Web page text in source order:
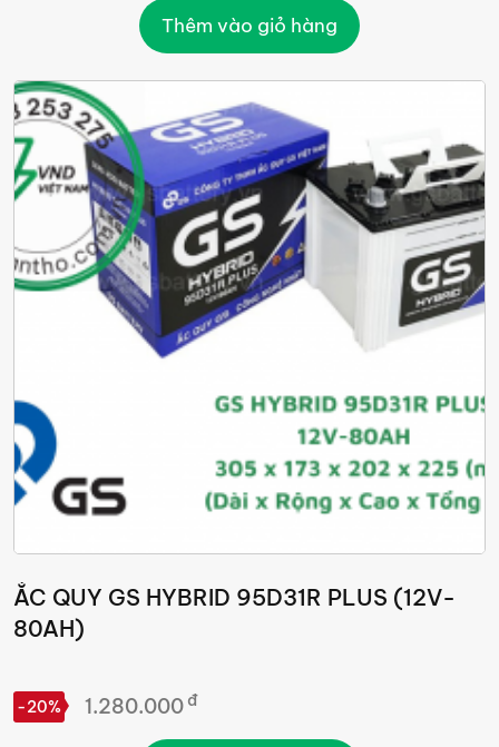
Thêm vào giỏ hàng
ẮC QUY GS HYBRID 95D31R PLUS (12V-
80AH)
-20% 1.280.000 đ